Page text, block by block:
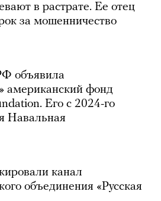
в растрате. Ее отец
за мошенничество
объявила
американский фонд
Его с 2024-го
Навальная
канал
объединения «Русская